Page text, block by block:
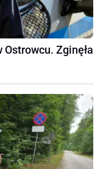
Ostrowcu. Zginęła